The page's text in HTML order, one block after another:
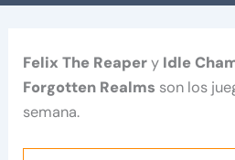
Felix The Reapery Idle
Forgotten Realms son los
semana.